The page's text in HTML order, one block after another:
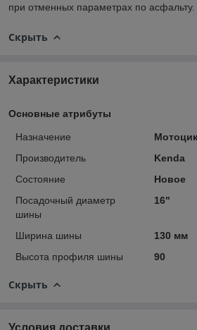
при отменных параметрах по асфальту.
Скрыть
Характеристики
Основные атрибуты
Назначение
Производитель
Kenda
Состояние
Новое
Посадочный диаметр
шины
16"
Ширина шины
130 мм
Высота профиля шины
90
Скрыть
Условия доставки